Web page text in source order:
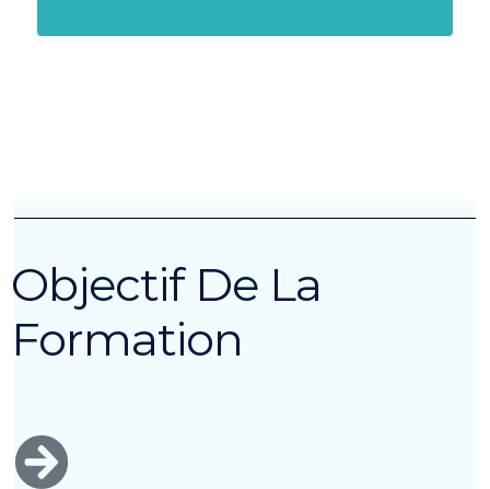
Objectif De La
Formation